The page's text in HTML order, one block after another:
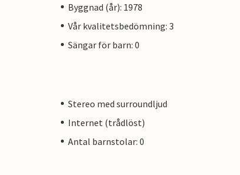
Byggnad (år): 1978
Vår kvalitetsbedömning: 3
Sängar för barn: 0
Stereo med surroundljud
Internet (trådlöst)
Antal barnstolar: 0